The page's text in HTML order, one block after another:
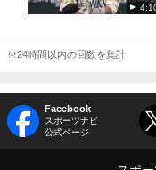
※24時間以内の回数を集計
Facebook
スポーツナビ
公式ページ